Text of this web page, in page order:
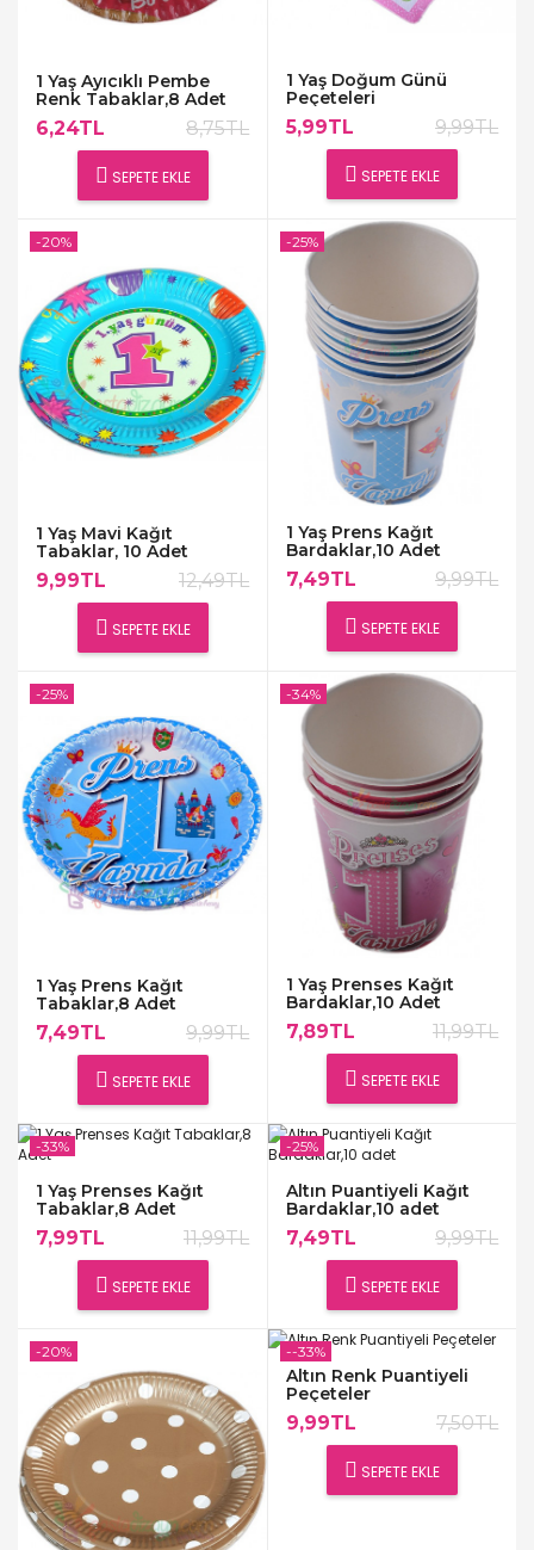
1 Yaş Ayıcıklı Pembe
Renk Tabaklar,8 Adet
6,24TL 8,75TL
SEPETE EKLE
1 Yaş Doğum Günü
Peçeteleri
5,99TL 9,99TL
SEPETE EKLE
1 Yaş Mavi Kağıt
Tabaklar, 10 Adet
9,99TL 12,49TL
SEPETE EKLE
-20%
1 Yaş Prens Kağıt
Bardaklar,10 Adet
7,49TL 9,99TL
SEPETE EKLE
-25%
1 Yaş Prens Kağıt
Tabaklar,8 Adet
7,49TL 9,99TL
SEPETE EKLE
-25%
1 Yaş Prenses Kağıt
Bardaklar,10 Adet
7,89TL 11,99TL
SEPETE EKLE
-34%
1 Yaş Prenses Kağıt
Tabaklar,8 Adet
7,99TL 11,99TL
SEPETE EKLE
-33%
Altın Puantiyeli Kağıt
Bardaklar,10 adet
7,49TL 9,99TL
SEPETE EKLE
-25%
-20%
Altın Renk Puantiyeli
Peçeteler
9,99TL 7,50TL
SEPETE EKLE
--33%